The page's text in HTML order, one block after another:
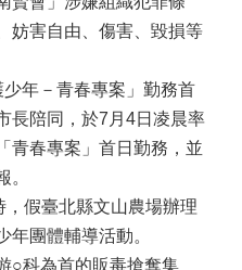
妨害自由、傷害、毀損等
年－青春專案」勤務首
長陪同，於7月4日凌晨率
青春專案」首日勤務，並
。
假臺北縣文山農場辦理
年團體輔導活動。
○科為首的販毒搶奪集